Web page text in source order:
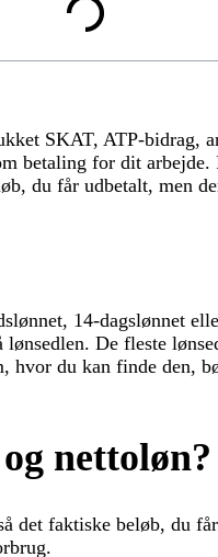
SKAT, ATP-bidrag,
betaling for dit
du får udbetalt, men
14-dagslønnet
De fleste
hvor du kan finde den,
nettoløn?
det faktiske beløb, du